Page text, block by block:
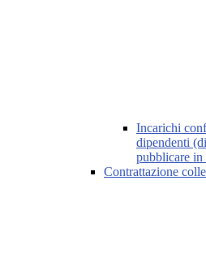
Incarichi
dipendenti
pubblicare in
Contrattazione